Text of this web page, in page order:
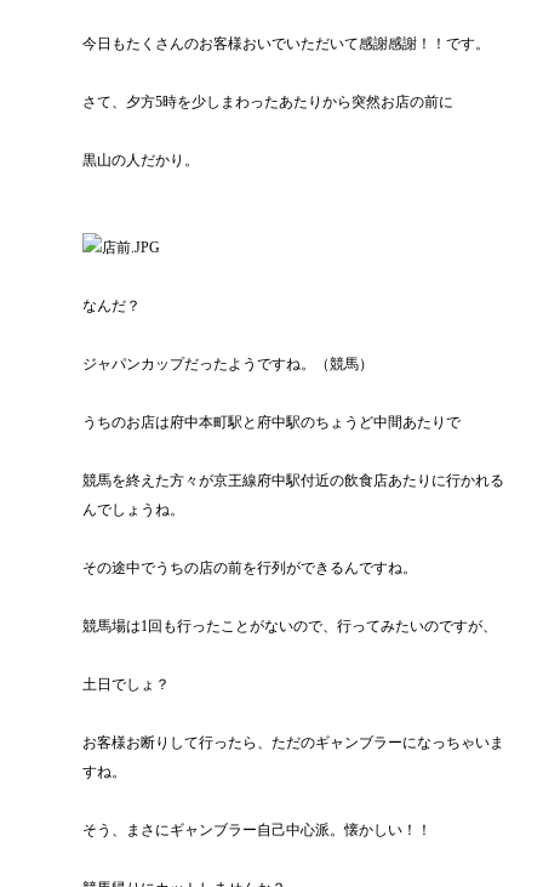
今日もたくさんのお客様おいでいただいて感謝感謝！！です。
さて、夕方5時を少しまわったあたりから突然お店の前に
黒山の人だかり。
なんだ？
ジャパンカップだったようですね。（競馬）
うちのお店は府中本町駅と府中駅のちょうど中間あたりで
競馬を終えた方々が京王線府中駅付近の飲食店あたりに行かれる
んでしょうね。
その途中でうちの店の前を行列ができるんですね。
競馬場は1回も行ったことがないので、行ってみたいのですが、
土日でしょ？
お客様お断りして行ったら、ただのギャンブラーになっちゃいま
すね。
そう、まさにギャンブラー自己中心派。懐かしい！！